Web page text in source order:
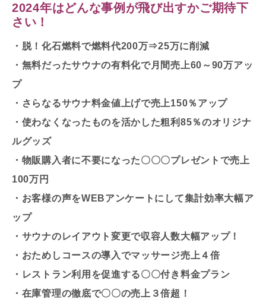
2024年はどんな事例が飛び出すかご期待下
さい！
・脱！化石燃料で燃料代200万⇒25万に削減
・無料だったサウナの有料化で月間売上60～90万アッ
プ
・さらなるサウナ料金値上げで売上150％アップ
・使わなくなったものを活かした粗利85％のオリジナ
ルグッズ
・物販購入者に不要になった〇〇〇プレゼントで売上
100万円
・お客様の声をWEBアンケートにして集計効率大幅ア
ップ
・サウナのレイアウト変更で収容人数大幅アップ！
・おためしコースの導入でマッサージ売上４倍
・レストラン利用を促進する〇〇付き料金プラン
・在庫管理の徹底で〇〇の売上３倍超！